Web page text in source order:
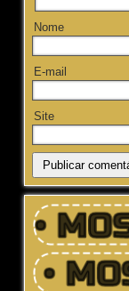
Nome
E-mail
Site